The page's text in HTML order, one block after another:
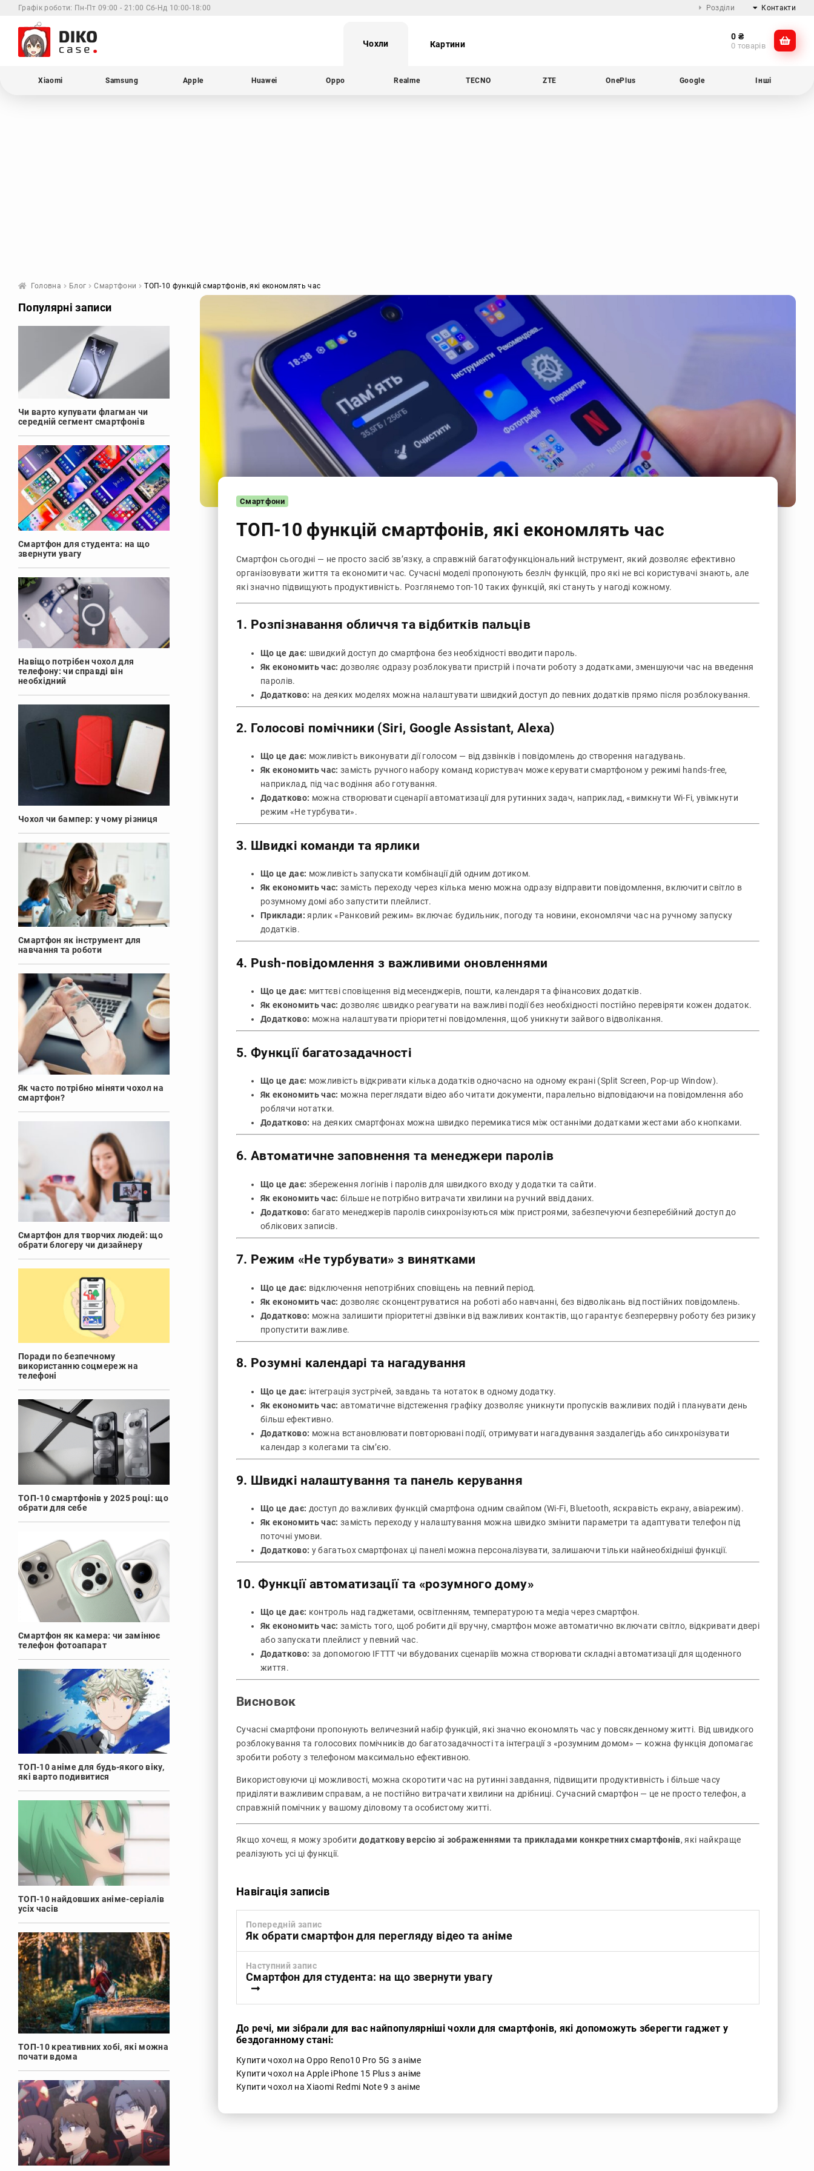
Графік роботи: Пн-Пт 09:00 - 21:00 Сб-Нд 10:00-18:00 Розділи Контакти
@dikocase
Чохли Картини
0 ₴
0 товарів
Xiaomi Samsung Apple Huawei Oppo Realme TECNO ZTE OnePlus Google Інші
Головна Блог Смартфони ТОП-10 функцій смартфонів, які економлять час
Смартфони
ТОП-10 функцій смартфонів, які економлять час
Смартфон сьогодні — не просто засіб зв’язку, а справжній багатофункціональний інструмент, який дозволяє ефективно
організовувати життя та економити час. Сучасні моделі пропонують безліч функцій, про які не всі користувачі знають, але
які значно підвищують продуктивність. Розглянемо топ-10 таких функцій, які стануть у нагоді кожному.
1. Розпізнавання обличчя та відбитків пальців
Що це дає: швидкий доступ до смартфона без необхідності вводити пароль.
Як економить час: дозволяє одразу розблокувати пристрій і почати роботу з додатками, зменшуючи час на введення
паролів.
Додатково: на деяких моделях можна налаштувати швидкий доступ до певних додатків прямо після розблокування.
2. Голосові помічники (Siri, Google Assistant, Alexa)
Що це дає: можливість виконувати дії голосом — від дзвінків і повідомлень до створення нагадувань.
Як економить час: замість ручного набору команд користувач може керувати смартфоном у режимі hands-free,
наприклад, під час водіння або готування.
Додатково: можна створювати сценарії автоматизації для рутинних задач, наприклад, «вимкнути Wi-Fi, увімкнути
режим «Не турбувати».
3. Швидкі команди та ярлики
Що це дає: можливість запускати комбінації дій одним дотиком.
Як економить час: замість переходу через кілька меню можна одразу відправити повідомлення, включити світло в
розумному домі або запустити плейлист.
Приклади: ярлик «Ранковий режим» включає будильник, погоду та новини, економлячи час на ручному запуску
додатків.
4. Push-повідомлення з важливими оновленнями
Що це дає: миттєві сповіщення від месенджерів, пошти, календаря та фінансових додатків.
Як економить час: дозволяє швидко реагувати на важливі події без необхідності постійно перевіряти кожен додаток.
Додатково: можна налаштувати пріоритетні повідомлення, щоб уникнути зайвого відволікання.
5. Функції багатозадачності
Що це дає: можливість відкривати кілька додатків одночасно на одному екрані (Split Screen, Pop-up Window).
Як економить час: можна переглядати відео або читати документи, паралельно відповідаючи на повідомлення або
роблячи нотатки.
Додатково: на деяких смартфонах можна швидко перемикатися між останніми додатками жестами або кнопками.
6. Автоматичне заповнення та менеджери паролів
Що це дає: збереження логінів і паролів для швидкого входу у додатки та сайти.
Як економить час: більше не потрібно витрачати хвилини на ручний ввід даних.
Додатково: багато менеджерів паролів синхронізуються між пристроями, забезпечуючи безперебійний доступ до
облікових записів.
7. Режим «Не турбувати» з винятками
Що це дає: відключення непотрібних сповіщень на певний період.
Як економить час: дозволяє сконцентруватися на роботі або навчанні, без відволікань від постійних повідомлень.
Додатково: можна залишити пріоритетні дзвінки від важливих контактів, що гарантує безперервну роботу без ризику
пропустити важливе.
8. Розумні календарі та нагадування
Що це дає: інтеграція зустрічей, завдань та нотаток в одному додатку.
Як економить час: автоматичне відстеження графіку дозволяє уникнути пропусків важливих подій і планувати день
більш ефективно.
Додатково: можна встановлювати повторювані події, отримувати нагадування заздалегідь або синхронізувати
календар з колегами та сім’єю.
9. Швидкі налаштування та панель керування
Що це дає: доступ до важливих функцій смартфона одним свайпом (Wi-Fi, Bluetooth, яскравість екрану, авіарежим).
Як економить час: замість переходу у налаштування можна швидко змінити параметри та адаптувати телефон під
поточні умови.
Додатково: у багатьох смартфонах ці панелі можна персоналізувати, залишаючи тільки найнеобхідніші функції.
10.Функції автоматизації та «розумного дому»
Що це дає: контроль над гаджетами, освітленням, температурою та медіа через смартфон.
Як економить час: замість того, щоб робити дії вручну, смартфон може автоматично включати світло, відкривати двері
або запускати плейлист у певний час.
Додатково: за допомогою IFTTT чи вбудованих сценаріїв можна створювати складні автоматизації для щоденного
життя.
Висновок
Сучасні смартфони пропонують величезний набір функцій, які значно економлять час у повсякденному житті. Від швидкого
розблокування та голосових помічників до багатозадачності та інтеграції з «розумним домом» — кожна функція допомагає
зробити роботу з телефоном максимально ефективною.
Використовуючи ці можливості, можна скоротити час на рутинні завдання, підвищити продуктивність і більше часу
приділяти важливим справам, а не постійно витрачати хвилини на дрібниці. Сучасний смартфон — це не просто телефон, а
справжній помічник у вашому діловому та особистому житті.
Якщо хочеш, я можу зробити додаткову версію зі зображеннями та прикладами конкретних смартфонів, які найкраще
реалізують усі ці функції.
Навігація записів
Попередній запис
Як обрати смартфон для перегляду відео та аніме
Наступний запис
Смартфон для студента: на що звернути увагу
До речі, ми зібрали для вас найпопулярніші чохли для смартфонів, які допоможуть зберегти гаджет у
бездоганному стані:
Купити чохол на Oppo Reno10 Pro 5G з аніме
Купити чохол на Apple iPhone 15 Plus з аніме
Купити чохол на Xiaomi Redmi Note 9 з аніме
Популярні записи
Чи варто купувати флагман чи
середній сегмент смартфонів
Смартфон для студента: на що
звернути увагу
Навіщо потрібен чохол для
телефону: чи справді він
необхідний
Чохол чи бампер: у чому різниця
Смартфон як інструмент для
навчання та роботи
Як часто потрібно міняти чохол на
смартфон?
Смартфон для творчих людей: що
обрати блогеру чи дизайнеру
Поради по безпечному
використанню соцмереж на
телефоні
ТОП-10 смартфонів у 2025 році: що
обрати для себе
Смартфон як камера: чи замінює
телефон фотоапарат
ТОП-10 аніме для будь-якого віку,
які варто подивитися
ТОП-10 найдовших аніме-серіалів
усіх часів
ТОП-10 креативних хобі, які можна
почати вдома